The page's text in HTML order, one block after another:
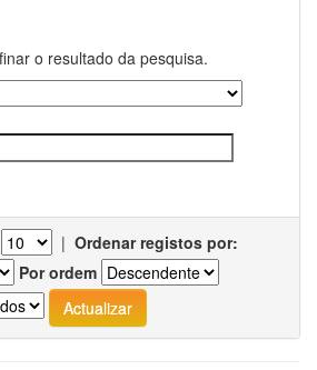
o resultado da pesquisa.
| Ordenar registos por:
Por ordem